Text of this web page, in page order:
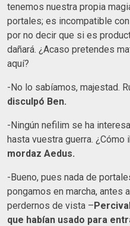
tenemos nuestra propia
portales; es incompatible
por no decir que si es
dañará. ¿Acaso pretendes
aquí?
-No lo sabíamos, majestad.
disculpó Ben.
-Ningún nefilim se ha
hasta vuestra guerra. ¿Cómo
mordaz Aedus.
-Bueno, pues nada de
pongamos en marcha, antes
perdernos de vista –
que habían usado para